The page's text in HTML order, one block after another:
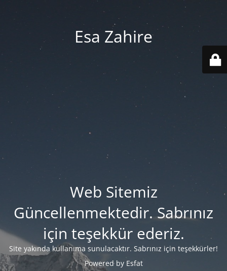
Esa Zahire
Web Sitemiz
Güncellenmektedir. Sabrınız
için teşekkür ederiz.
Site yakında kullanıma sunulacaktır. Sabrınız için teşekkürler!
Powered by Esfat